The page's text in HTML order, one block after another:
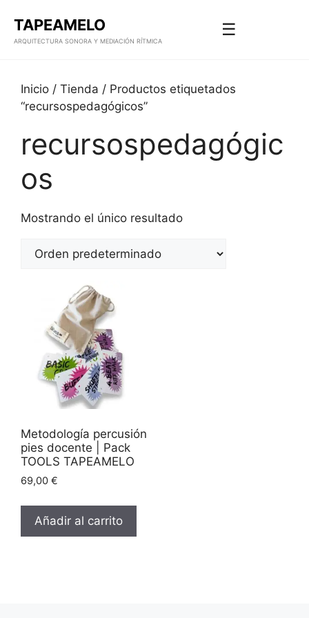
TAPEAMELO
ARQUITECTURA SONORA Y MEDIACIÓN RÍTMICA
☰
contenido
Inicio / Tienda / Productos etiquetados
“recursospedagógicos”
recursospedagógic
os
Mostrando el único resultado
Metodología percusión
pies docente | Pack
TOOLS TAPEAMELO
69,00 €
Añadir al carrito